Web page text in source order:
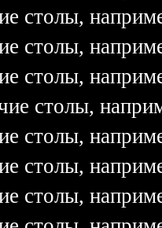
столы,
столы,
столы,
столы,
столы,
столы,
столы,